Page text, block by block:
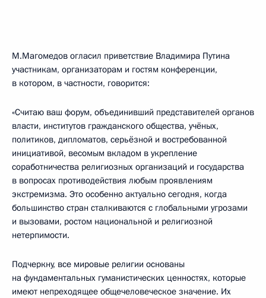
М.Магомедов огласил приветствие Владимира Путина
участникам, организаторам и гостям конференции,
в котором, в частности, говорится:
«Считаю ваш форум, объединивший представителей органов
власти, институтов гражданского общества, учёных,
политиков, дипломатов, серьёзной и востребованной
инициативой, весомым вкладом в укрепление
соработничества религиозных организаций и государства
в вопросах противодействия любым проявлениям
экстремизма. Это особенно актуально сегодня, когда
большинство стран сталкиваются с глобальными угрозами
и вызовами, ростом национальной и религиозной
нетерпимости.
Подчеркну, все мировые религии основаны
на фундаментальных гуманистических ценностях, которые
имеют непреходящее общечеловеческое значение. Их